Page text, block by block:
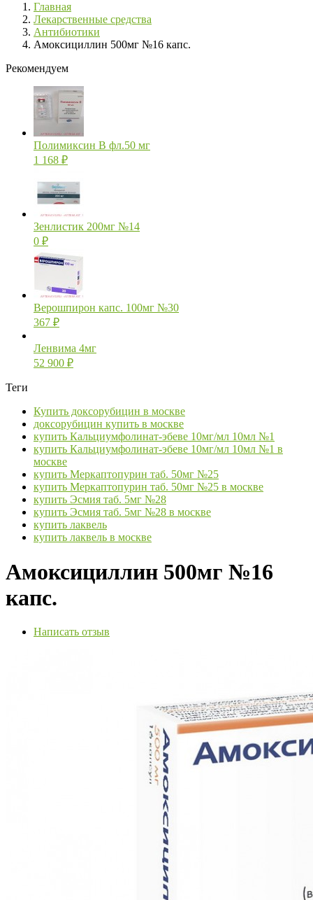
Главная
Лекарственные средства
Антибиотики
Амоксициллин 500мг №16 капс.
Рекомендуем
Полимиксин В фл.50 мг
1 168 ₽
Зенлистик 200мг №14
0 ₽
Верошпирон капс. 100мг №30
367 ₽
Ленвима 4мг
52 900 ₽
Теги
Купить доксорубицин в москве
доксорубицин купить в москве
купить Кальциумфолинат-эбеве 10мг/мл 10мл №1
купить Кальциумфолинат-эбеве 10мг/мл 10мл №1 в
москве
купить Меркаптопурин таб. 50мг №25
купить Меркаптопурин таб. 50мг №25 в москве
купить Эсмия таб. 5мг №28
купить Эсмия таб. 5мг №28 в москве
купить лаквель
купить лаквель в москве
Амоксициллин 500мг №16
капс.
Написать отзыв